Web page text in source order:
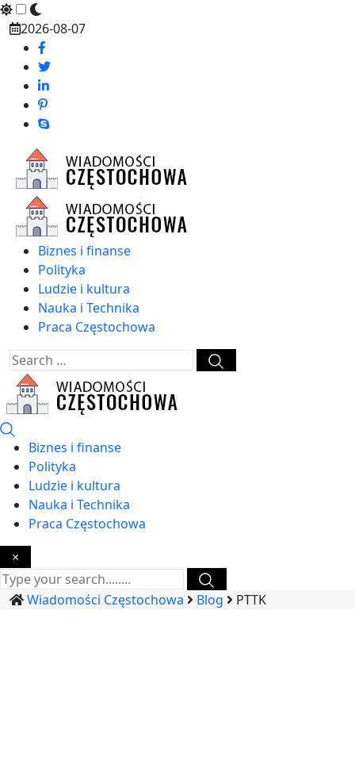
Skip
content
2026-08-07
Biznes i finanse
Polityka
Ludzie i kultura
Nauka i Technika
Praca Częstochowa
Biznes i finanse
Polityka
Ludzie i kultura
Nauka i Technika
Praca Częstochowa
×
Wiadomości Częstochowa Blog PTTK